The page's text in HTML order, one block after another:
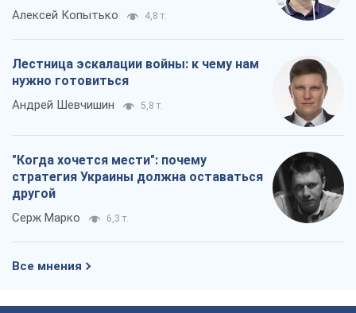
Алексей Копытько 4,8 т.
Лестница эскалации войны: к чему нам
нужно готовиться
Андрей Шевчишин 5,8 т.
"Когда хочется мести": почему
стратегия Украины должна оставаться
другой
Серж Марко 6,3 т.
Все мнения